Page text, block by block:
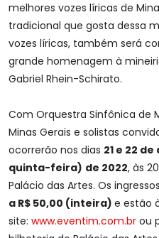
melhores vozes líricas de
tradicional que gosta dessa
vozes líricas, também será
grande homenagem à
Gabriel Rhein-Schirato.
Com Orquestra Sinfônica de
Minas Gerais e solistas
ocorrerão nos dias 21 e 22
quinta-feira) de 2022, às
Palácio das Artes. Os
a R$ 50,00 (inteira) e estão
site: www.eventim.com.br ou